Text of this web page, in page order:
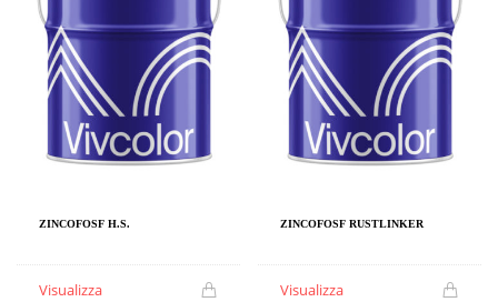
ZINCOFOSF H.S.
Visualizza
ZINCOFOSF RUSTLINKER
Visualizza